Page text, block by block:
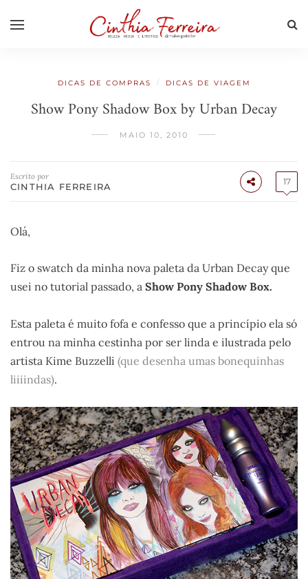
DICAS DE COMPRAS / DICAS DE VIAGEM
Show Pony Shadow Box by Urban Decay
MAIO 10, 2010
Escrito por
CINTHIA FERREIRA 17
Olá,
Fiz o swatch da minha nova paleta da Urban Decay que
usei no tutorial passado, a Show Pony Shadow Box.
Esta paleta é muito fofa e confesso que a princípio ela só
entrou na minha cestinha por ser linda e ilustrada pelo
artista Kime Buzzelli (que desenha umas bonequinhas
liiiindas).